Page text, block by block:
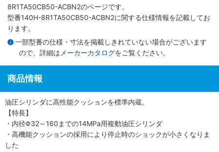
8R1TA50CB50-ACBN2のページです。
型番140H-8R1TA50CB50-ACBN2に関する仕様情報を記載してお
ります。
一部型番の仕様・寸法を掲載しきれていない場合がございます
ので、詳細は メーカーカタログをご覧ください。
商品情報
油圧シリンダに高性能クッションを標準内蔵。
【特長】
・内径Φ32～160までの14MPa用複動油圧シリンダ
・高機能クッションの採用により停止時のショックが小さくなりま
した